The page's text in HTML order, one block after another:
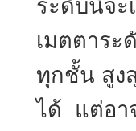
ระดับนี้จ
เมตตาร
ทุกชั้น สูง
ได้ แต่อา